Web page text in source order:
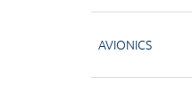
AVIONICS